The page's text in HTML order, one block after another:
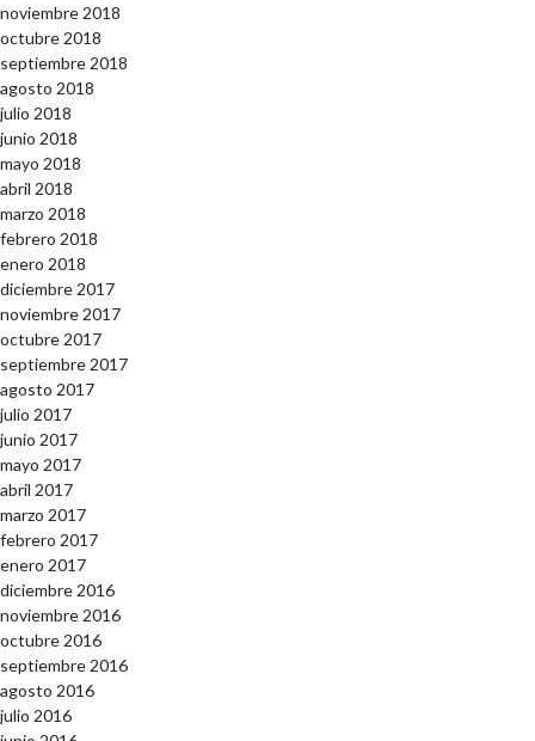
noviembre 2018
octubre 2018
septiembre 2018
agosto 2018
julio 2018
junio 2018
mayo 2018
abril 2018
marzo 2018
febrero 2018
enero 2018
diciembre 2017
noviembre 2017
octubre 2017
septiembre 2017
agosto 2017
julio 2017
junio 2017
mayo 2017
abril 2017
marzo 2017
febrero 2017
enero 2017
diciembre 2016
noviembre 2016
octubre 2016
septiembre 2016
agosto 2016
julio 2016